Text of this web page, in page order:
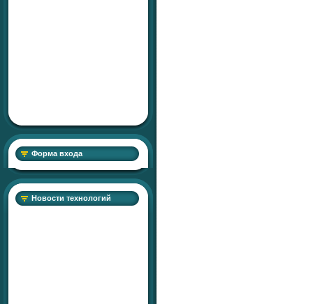
Форма входа
Новости технологий